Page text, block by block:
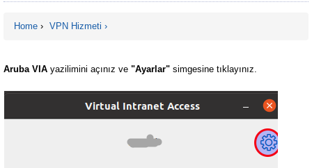
Home › VPN Hizmeti
Aruba VIA yazilimini açınız ve "Ayarlar" simgesine tıklayınız.